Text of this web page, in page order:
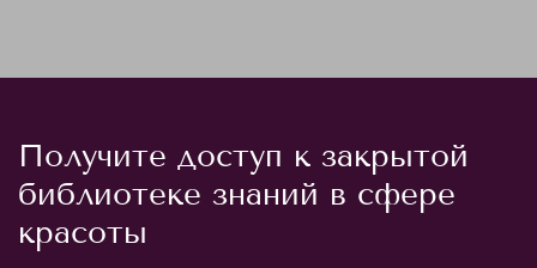
Получите доступ к закрытой
библиотеке знаний в сфере
красоты